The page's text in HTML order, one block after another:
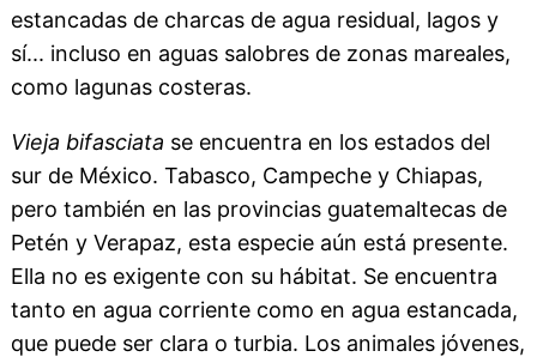
estancadas de charcas de agua residual, lagos y
sí... incluso en aguas salobres de zonas mareales,
como lagunas costeras.
Vieja bifasciata se encuentra en los estados del
sur de México. Tabasco, Campeche y Chiapas,
pero también en las provincias guatemaltecas de
Petén y Verapaz, esta especie aún está presente.
Ella no es exigente con su hábitat. Se encuentra
tanto en agua corriente como en agua estancada,
que puede ser clara o turbia. Los animales jóvenes,